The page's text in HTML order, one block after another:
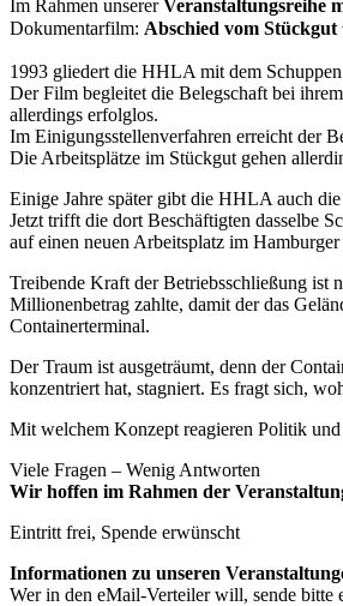
Im Rahmen unsererVeranstaltungsreihe
Dokumentarfilm: Abschied vom Stückgut
1993 gliedert die HHLA mit dem
Der Film begleitet die Belegschaft bei
allerdings erfolglos.
Im Einigungsstellenverfahren erreicht der
Die Arbeitsplätze im Stückgut gehen
Einige Jahre später gibt die HHLA auch
Jetzt trifft die dort Beschäftigten dasselbe
auf einen neuen Arbeitsplatz im
Treibende Kraft der Betriebsschließung ist
Millionenbetrag zahlte, damit der das
Containerterminal.
Der Traum ist ausgeträumt, denn der
konzentriert hat, stagniert. Es fragt sich,
Mit welchem Konzept reagieren Politik
Viele Fragen – Wenig Antworten
Wir hoffen im Rahmen der
Eintritt frei, Spende erwünscht
Informationen zu unseren
Wer in den eMail-Verteiler will, sende bitte